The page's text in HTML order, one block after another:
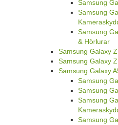
Samsung
Samsung
Samsung
& Hörlurar
Samsung Galaxy
Samsung Galaxy
Samsung Galaxy
Samsung
Samsung
Samsung
Samsung